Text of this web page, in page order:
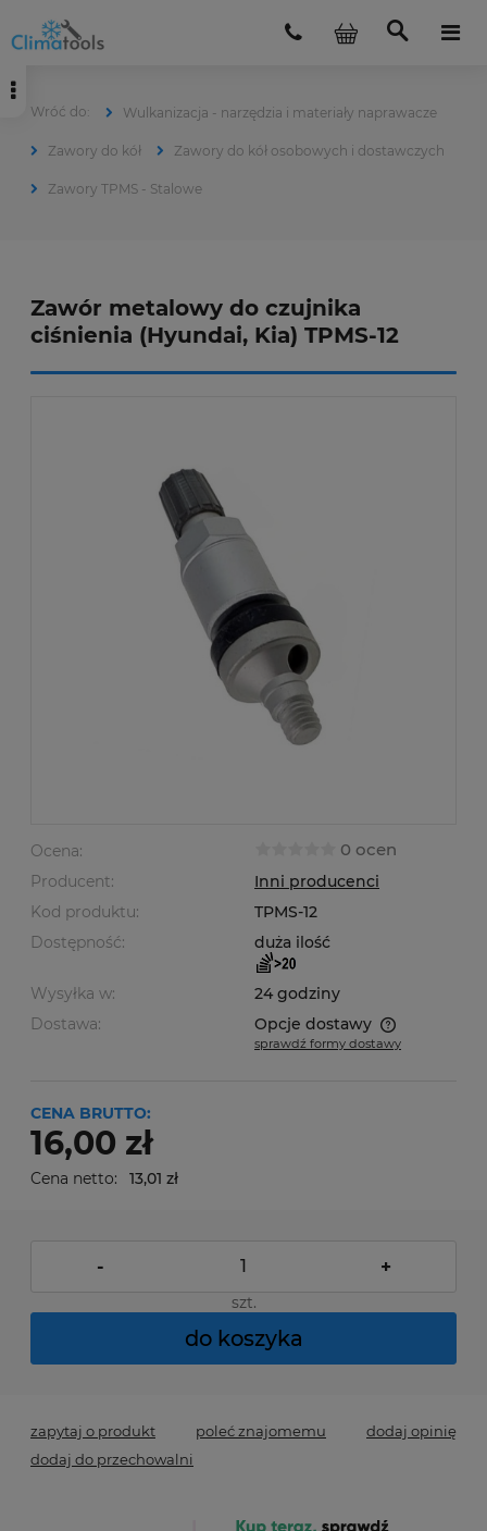
Wulkanizacja - narzędzia i materiały naprawacze
Zawory do kół Zawory do kół osobowych i dostawczych
Zawory TPMS - Stalowe
Zawór metalowy do czujnika
ciśnienia (Hyundai, Kia) TPMS-12
Ocena: 0 ocen
Producent:
Inni producenci
Kod produktu:
TPMS-12
Dostępność:
duża ilość
Wysyłka w:
24 godziny
Dostawa:
Opcje dostawy
Cena nie zawiera ewentualnych kosztów płatności
sprawdź formy dostawy
CENA BRUTTO:
16,00 zł
Cena netto: 13,01 zł
- +
szt.
do koszyka
zapytaj o produkt poleć znajomemu
dodaj opinię
dodaj do przechowalni